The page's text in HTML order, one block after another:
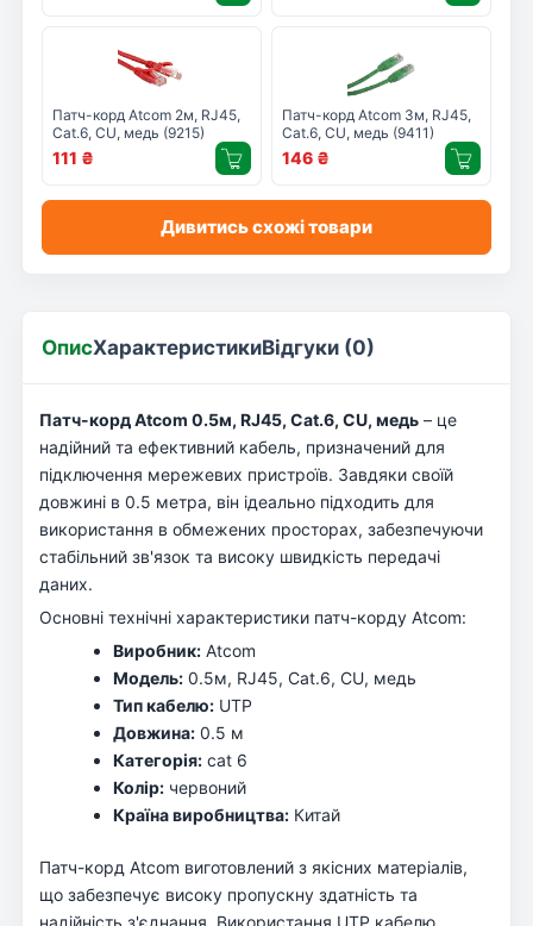
Патч-корд Atcom 2м, RJ45,
Cat.6, CU, медь (9215)
111 ₴
Патч-корд Atcom 3м, RJ45,
Cat.6, CU, медь (9411)
146 ₴
Дивитись схожі товари
ОписХарактеристикиВідгуки (0)
Патч-корд Atcom 0.5м, RJ45, Cat.6, CU, медь – це
надійний та ефективний кабель, призначений для
підключення мережевих пристроїв. Завдяки своїй
довжині в 0.5 метра, він ідеально підходить для
використання в обмежених просторах, забезпечуючи
стабільний зв'язок та високу швидкість передачі
даних.
Основні технічні характеристики патч-корду Atcom:
Виробник: Atcom
Модель: 0.5м, RJ45, Cat.6, CU, медь
Тип кабелю: UTP
Довжина: 0.5 м
Категорія: cat 6
Колір: червоний
Країна виробництва: Китай
Патч-корд Atcom виготовлений з якісних матеріалів,
що забезпечує високу пропускну здатність та
надійність з'єднання. Використання UTP кабелю